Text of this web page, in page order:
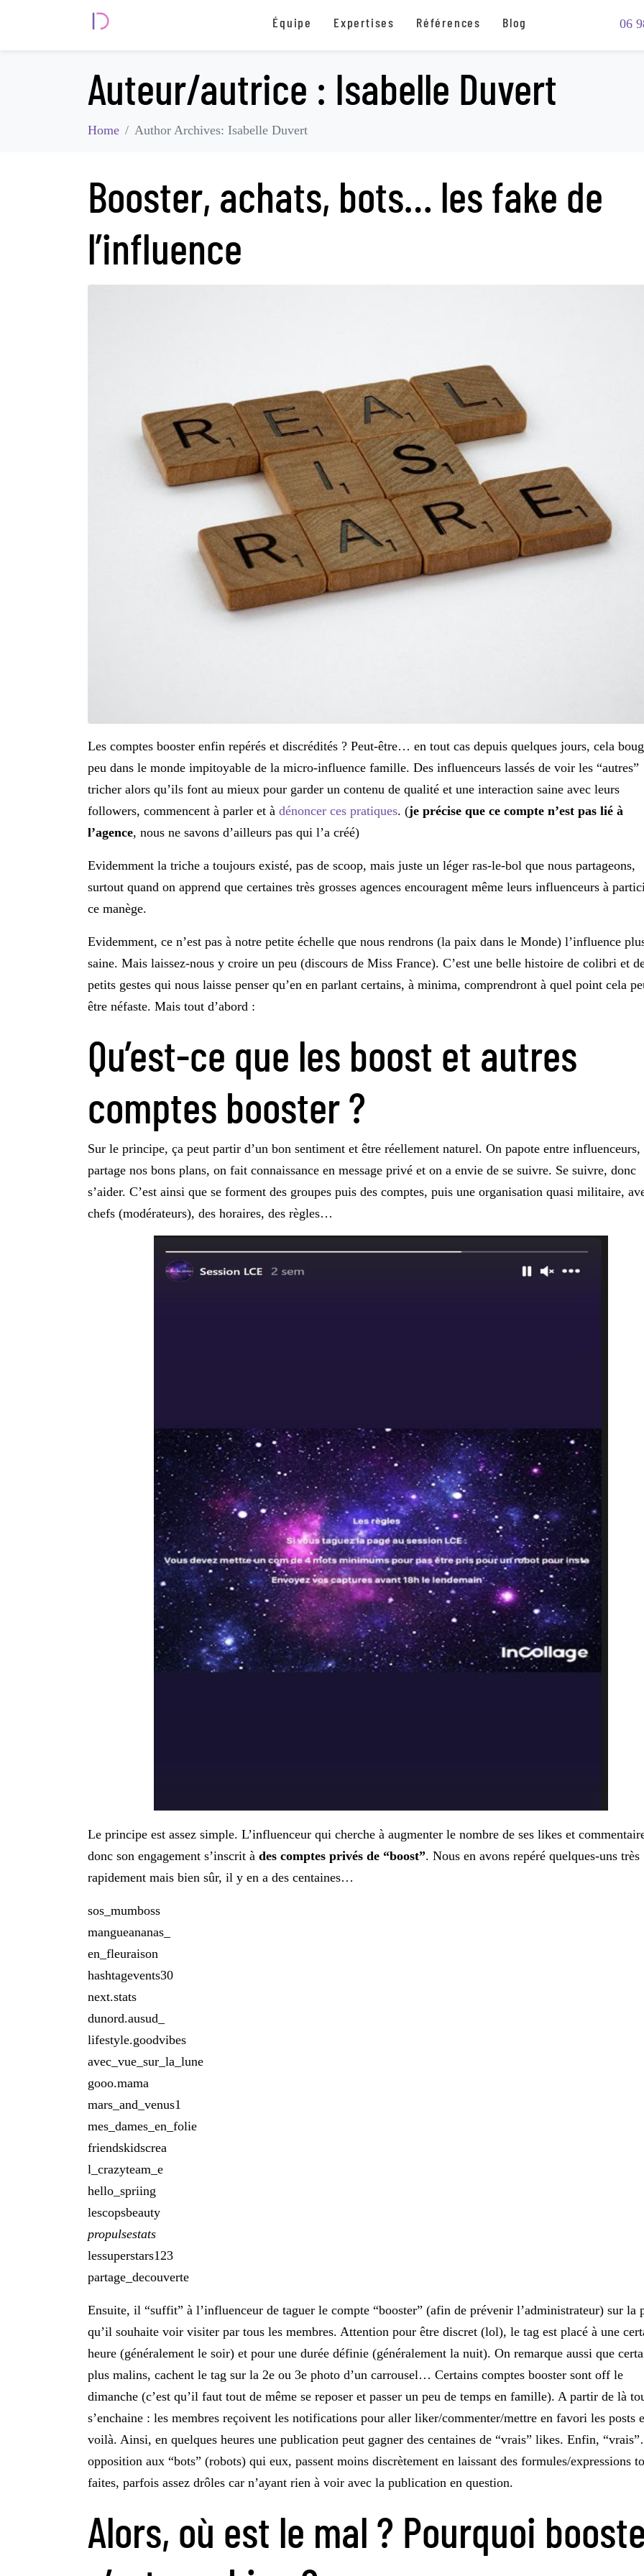
Équipe Expertises Références Blog 06
Auteur/autrice : Isabelle Duvert
Home Author Archives: Isabelle Duvert
Booster, achats, bots… les fake de
l’influence
Les comptes booster enfin repérés et discrédités ? Peut-être… en tout cas depuis quelques jours, cela
peu dans le monde impitoyable de la micro-influence famille. Des influenceurs lassés de voir les “autres”
tricher alors qu’ils font au mieux pour garder un contenu de qualité et une interaction saine avec leurs
followers, commencent à parler et à dénoncer ces pratiques. (je précise que ce compte n’est pas lié à
l’agence, nous ne savons d’ailleurs pas qui l’a créé)
Evidemment la triche a toujours existé, pas de scoop, mais juste un léger ras-le-bol que nous partageons,
surtout quand on apprend que certaines très grosses agences encouragent même leurs influenceurs à
ce manège.
Evidemment, ce n’est pas à notre petite échelle que nous rendrons (la paix dans le Monde) l’influence
saine. Mais laissez-nous y croire un peu (discours de Miss France). C’est une belle histoire de colibri et
petits gestes qui nous laisse penser qu’en en parlant certains, à minima, comprendront à quel point cela
être néfaste. Mais tout d’abord :
Qu’est-ce que les boost et autres
comptes booster ?
Sur le principe, ça peut partir d’un bon sentiment et être réellement naturel. On papote entre influenceurs,
partage nos bons plans, on fait connaissance en message privé et on a envie de se suivre. Se suivre, donc
s’aider. C’est ainsi que se forment des groupes puis des comptes, puis une organisation quasi militaire,
chefs (modérateurs), des horaires, des règles…
Le principe est assez simple. L’influenceur qui cherche à augmenter le nombre de ses likes et
donc son engagement s’inscrit à des comptes privés de “boost”. Nous en avons repéré quelques-uns très
rapidement mais bien sûr, il y en a des centaines…
sos_mumboss
mangueananas_
en_fleuraison
hashtagevents30
next.stats
dunord.ausud_
lifestyle.goodvibes
avec_vue_sur_la_lune
gooo.mama
mars_and_venus1
mes_dames_en_folie
friendskidscrea
l_crazyteam_e
hello_spriing
lescopsbeauty
propulsestats
lessuperstars123
partage_decouverte
Ensuite, il “suffit” à l’influenceur de taguer le compte “booster” (afin de prévenir l’administrateur) sur la
qu’il souhaite voir visiter par tous les membres. Attention pour être discret (lol), le tag est placé à une
heure (généralement le soir) et pour une durée définie (généralement la nuit). On remarque aussi que
plus malins, cachent le tag sur la 2e ou 3e photo d’un carrousel… Certains comptes booster sont off le
dimanche (c’est qu’il faut tout de même se reposer et passer un peu de temps en famille). A partir de là
s’enchaine : les membres reçoivent les notifications pour aller liker/commenter/mettre en favori les posts
voilà. Ainsi, en quelques heures une publication peut gagner des centaines de “vrais” likes. Enfin,
opposition aux “bots” (robots) qui eux, passent moins discrètement en laissant des formules/expressions
faites, parfois assez drôles car n’ayant rien à voir avec la publication en question.
Alors, où est le mal ? Pourquoi